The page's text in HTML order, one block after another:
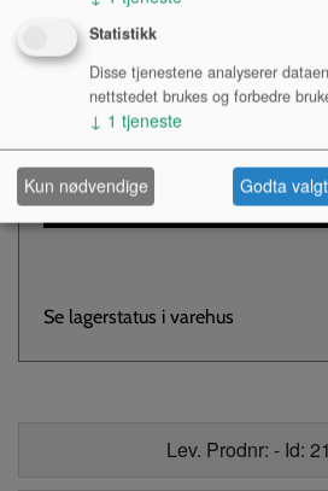
Kr 48,-
NOK
Antall:
KJØP
Se lagerstatus i varehus
Lev. Prodnr: - Id:
Statistikk
Disse tjenestene analyserer
nettstedet brukes og forbedre
↓ 1 tjeneste
Kun nødvendige Godta